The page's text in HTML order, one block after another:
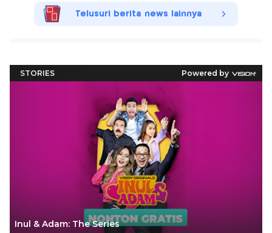
Telusuri berita news lainnya